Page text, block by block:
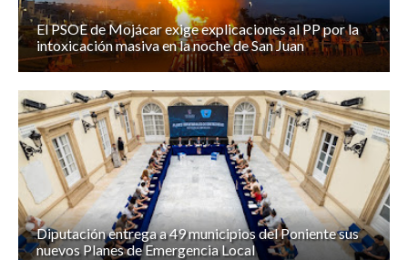
El PSOE de Mojácar exige explicaciones al PP por la
intoxicación masiva en la noche de San Juan
Diputación entrega a 49 municipios del Poniente sus
nuevos Planes de Emergencia Local